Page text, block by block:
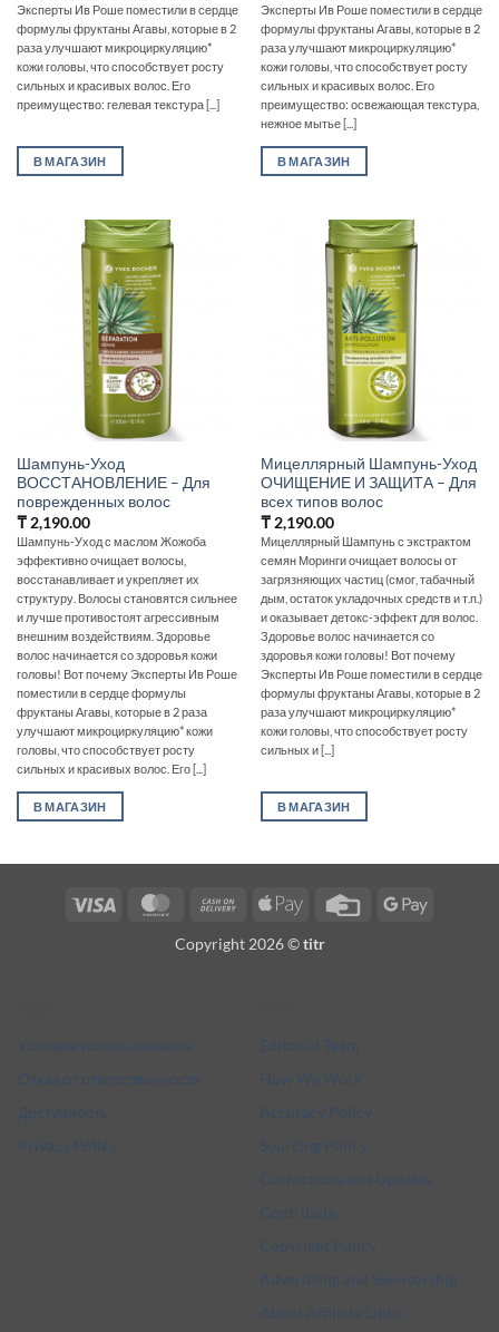
Эксперты Ив Роше поместили в сердце
формулы фруктаны Агавы, которые в 2
раза улучшают микроциркуляцию*
кожи головы, что способствует росту
сильных и красивых волос. Его
преимущество: гелевая текстура [...]
В МАГАЗИН
Эксперты Ив Роше поместили в сердце
формулы фруктаны Агавы, которые в 2
раза улучшают микроциркуляцию*
кожи головы, что способствует росту
сильных и красивых волос. Его
преимущество: освежающая текстура,
нежное мытье [...]
В МАГАЗИН
Шампунь-Уход
ВОССТАНОВЛЕНИЕ – Для
поврежденных волос
₸2,190.00
Шампунь-Уход с маслом Жожоба
эффективно очищает волосы,
восстанавливает и укрепляет их
структуру. Волосы становятся сильнее
и лучше противостоят агрессивным
внешним воздействиям. Здоровье
волос начинается со здоровья кожи
головы! Вот почему Эксперты Ив Роше
поместили в сердце формулы
фруктаны Агавы, которые в 2 раза
улучшают микроциркуляцию* кожи
головы, что способствует росту
сильных и красивых волос. Его [...]
В МАГАЗИН
Мицеллярный Шампунь-Уход
ОЧИЩЕНИЕ И ЗАЩИТА – Для
всех типов волос
₸2,190.00
Мицеллярный Шампунь с экстрактом
семян Моринги очищает волосы от
загрязняющих частиц (смог, табачный
дым, остаток укладочных средств и т.п.)
и оказывает детокс-эффект для волос.
Здоровье волос начинается со
здоровья кожи головы! Вот почему
Эксперты Ив Роше поместили в сердце
формулы фруктаны Агавы, которые в 2
раза улучшают микроциркуляцию*
кожи головы, что способствует росту
сильных и [...]
В МАГАЗИН
Visa MasterCardCash
Delivery
Apple
Credit
Google
Copyright 2026 ©titr
Условия использования
Отказ от ответственности
Доступность
Privacy Policy
Editorial Team
How We Work
Accuracy Policy
Sourcing Policy
Corrections and Updates
Contribute
Copyright Policy
Advertising and Sponsorship
About Affiliate Links